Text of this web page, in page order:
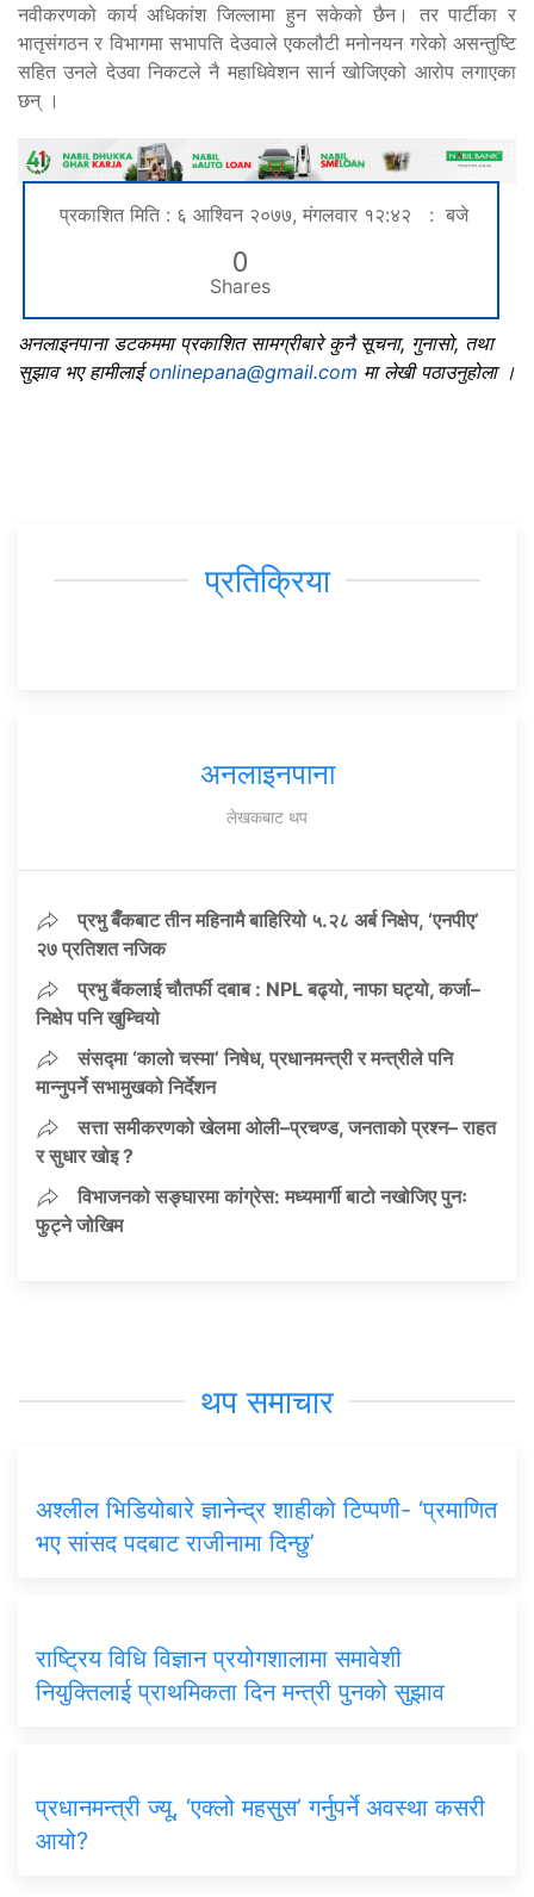
नवीकरणको कार्य अधिकांश जिल्लामा हुन सकेको छैन। तर पार्टीका र
भातृसंगठन र विभागमा सभापति देउवाले एकलौटी मनोनयन गरेको असन्तुष्टि
सहित उनले देउवा निकटले नै महाधिवेशन सार्न खोजिएको आरोप लगाएका
छन् ।
प्रकाशित मिति : ६ आश्विन २०७७, मंगलवार १२:४२ : बजे
0
Shares
अनलाइनपाना डटकममा प्रकाशित सामग्रीबारे कुनै सूचना, गुनासो, तथा
सुझाव भए हामीलाईonlinepana@gmail.com मा लेखी पठाउनुहोला ।
प्रतिक्रिया
अनलाइनपाना
लेखकबाट थप
प्रभु बैँकबाट तीन महिनामै बाहिरियो ५.२८ अर्ब निक्षेप, ‘एनपीए’
२७ प्रतिशत नजिक
प्रभु बैंकलाई चौतर्फी दबाब : NPL बढ्यो, नाफा घट्यो, कर्जा–
निक्षेप पनि खुम्चियो
संसद्मा ‘कालो चस्मा’ निषेध, प्रधानमन्त्री र मन्त्रीले पनि
मान्नुपर्ने सभामुखको निर्देशन
सत्ता समीकरणको खेलमा ओली–प्रचण्ड, जनताको प्रश्न– राहत
र सुधार खोइ ?
विभाजनको सङ्घारमा कांग्रेस: मध्यमार्गी बाटो नखोजिए पुनः
फुट्ने जोखिम
थप समाचार
अश्लील भिडियोबारे ज्ञानेन्द्र शाहीको टिप्पणी- ‘प्रमाणित
भए सांसद पदबाट राजीनामा दिन्छु’
राष्ट्रिय विधि विज्ञान प्रयोगशालामा समावेशी
नियुक्तिलाई प्राथमिकता दिन मन्त्री पुनको सुझाव
प्रधानमन्त्री ज्यू, ‘एक्लो महसुस’ गर्नुपर्ने अवस्था कसरी
आयो?